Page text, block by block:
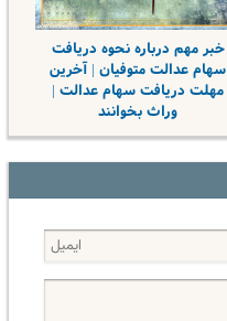
خبر مهم درباره نحوه دریافت
سهام عدالت متوفیان | آخرین
مهلت دریافت سهام عدالت |
وراث بخوانند